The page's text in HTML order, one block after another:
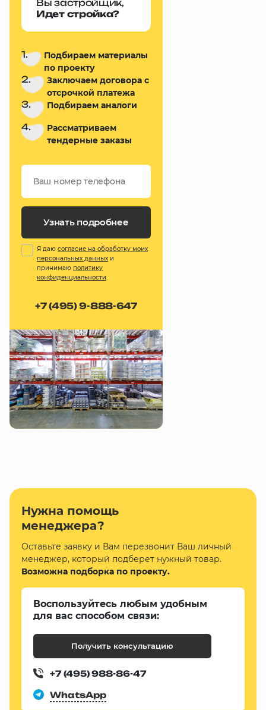
Вы застройщик,
Идет стройка?
1.
Подбираем материалы
по проекту
2.
Заключаем договора с
отсрочкой платежа
3. Подбираем аналоги
4.
Рассматриваем
тендерные заказы
Узнать подробнее
Я даю согласие на обработку моих
персональных данных и
принимаю политику
конфиденциальности.
+7 (495) 9-888-647
Нужна помощь
менеджера?
Оставьте заявку и Вам перезвонит Ваш личный
менеджер, который подберет нужный товар.
Возможна подборка по проекту.
Воспользуйтесь любым удобным
для вас способом связи:
Получить консультацию
+7 (495) 988-86-47
WhatsApp